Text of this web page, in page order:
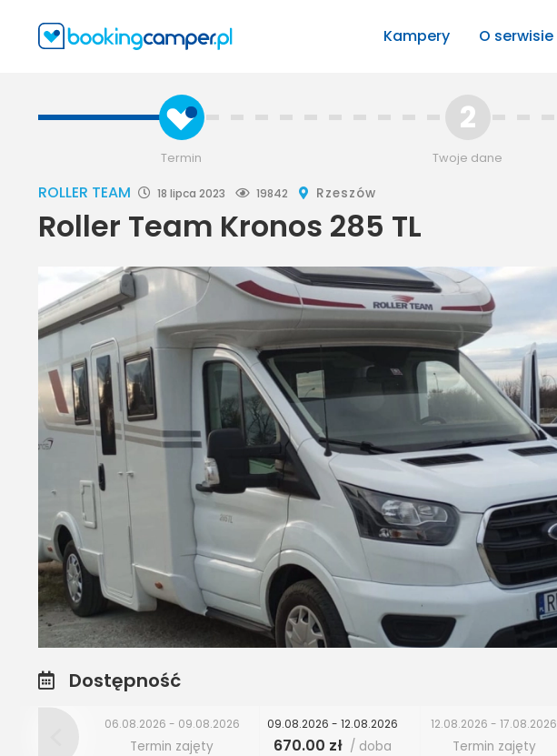
Kampery O serwisie
Termin
2
Twoje dane
ROLLER TEAM 18 lipca 2023 19842 Rzeszów
Roller Team Kronos 285 TL
Dostępność
06.08.2026 - 09.08.2026
Termin zajęty
09.08.2026 - 12.08.2026
670.00 zł / doba
12.08.2026 - 17.08.2026
Termin zajęty